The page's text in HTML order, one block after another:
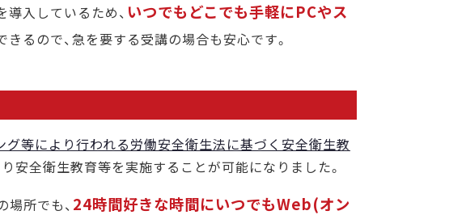
導入しているため、 いつでもどこでも手軽にPCやス
きるので、急を要する受講の場合も安心です。
等により行われる労働安全衛生法に基づく安全衛生教
安全衛生教育等を実施することが可能になりました。
場所でも、 24時間好きな時間にいつでもWeb(オン